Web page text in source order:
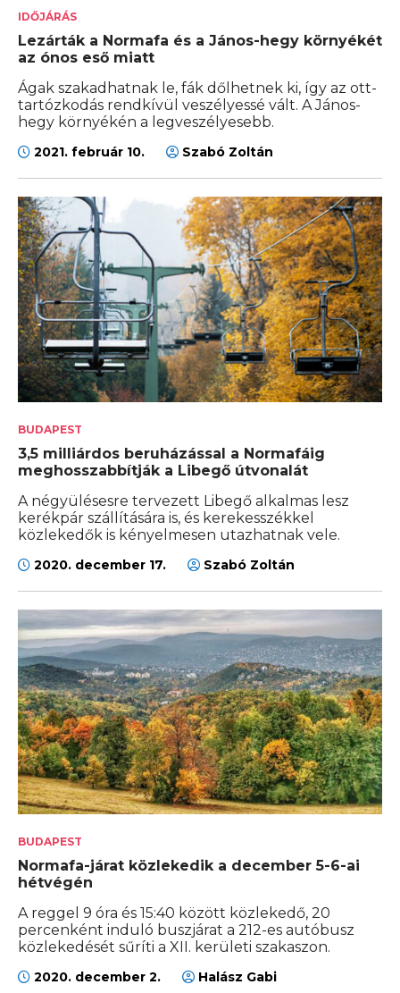
IDŐJÁRÁS
Lezárták a Normafa és a János-hegy környékét
az ónos eső miatt
Ágak szakadhatnak le, fák dőlhetnek ki, így az ott-
tartózkodás rendkívül veszélyessé vált. A János-
hegy környékén a legveszélyesebb.
2021. február 10. Szabó Zoltán
BUDAPEST
3,5 milliárdos beruházással a Normafáig
meghosszabbítják a Libegő útvonalát
A négyülésesre tervezett Libegő alkalmas lesz
kerékpár szállítására is, és kerekesszékkel
közlekedők is kényelmesen utazhatnak vele.
2020. december 17. Szabó Zoltán
BUDAPEST
Normafa-járat közlekedik a december 5-6-ai
hétvégén
A reggel 9 óra és 15:40 között közlekedő, 20
percenként induló buszjárat a 212-es autóbusz
közlekedését sűríti a XII. kerületi szakaszon.
2020. december 2. Halász Gabi